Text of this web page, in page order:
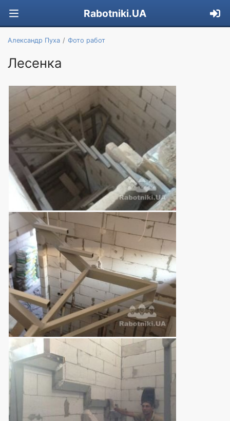
Rabotniki.UA
Александр Пуха Фото работ
Лесенка